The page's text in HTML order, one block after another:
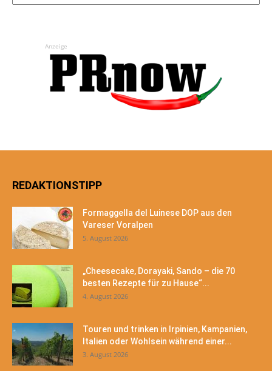
Anzeige
REDAKTIONSTIPP
Formaggella del Luinese DOP aus den
Vareser Voralpen
5. August 2026
„Cheesecake, Dorayaki, Sando – die 70
besten Rezepte für zu Hause“...
4. August 2026
Touren und trinken in Irpinien, Kampanien,
Italien oder Wohlsein während einer...
3. August 2026